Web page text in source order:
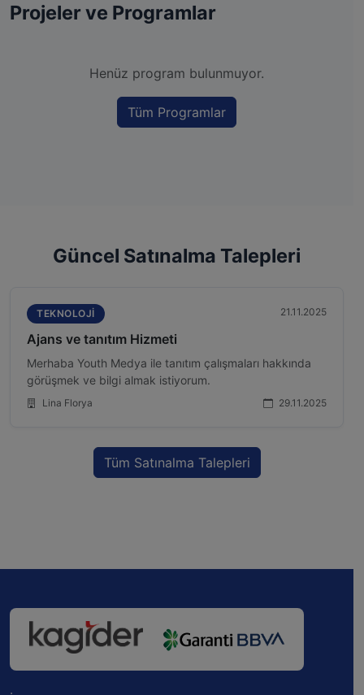
Projeler ve Programlar
Henüz program bulunmuyor.
Tüm Programlar
Güncel Satınalma Talepleri
TEKNOLOJI 21.11.2025
Ajans ve tanıtım Hizmeti
Merhaba Youth Medya ile tanıtım çalışmaları hakkında
görüşmek ve bilgi almak istiyorum.
Lina Florya 29.11.2025
Tüm Satınalma Talepleri